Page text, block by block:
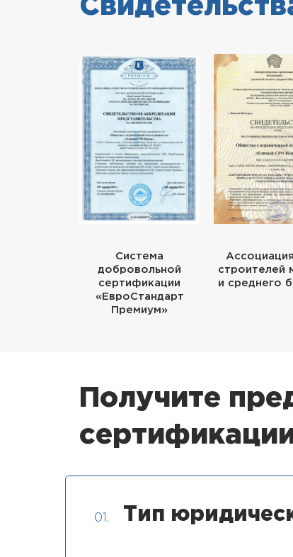
Система
добровольной
сертификации
«ЕвроСтандарт
Премиум»
строителей
и среднего
Получите
01. Тип